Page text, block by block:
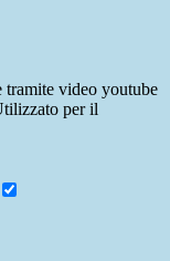
tramite video youtube
per il